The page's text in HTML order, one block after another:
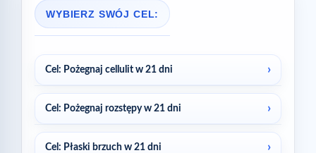
WYBIERZ SWÓJ CEL:
Cel: Pożegnaj cellulit w 21 dni
Cel: Pożegnaj rozstępy w 21 dni
Cel: Płaski brzuch w 21 dni